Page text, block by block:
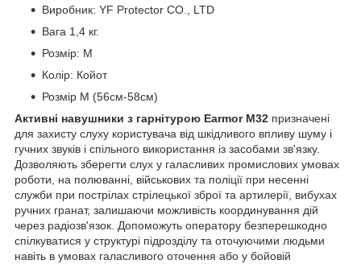
Виробник: YF Protector CO., LTD
Вага 1,4 кг.
Розмір: M
Колір: Койот
Розмір M (56см-58см)
Активні навушники з гарнітурою Earmor М32 призначені
для захисту слуху користувача від шкідливого впливу шуму і
гучних звуків і спільного використання із засобами зв'язку.
Дозволяють зберегти слух у галасливих промислових умовах
роботи, на полюванні, військових та поліції при несенні
служби при пострілах стрілецької зброї та артилерії, вибухах
ручних гранат, залишаючи можливість координування дій
через радіозв'язок. Допоможуть оператору безперешкодно
спілкуватися у структурі підрозділу та оточуючими людьми
навіть в умовах галасливого оточення або у бойовій